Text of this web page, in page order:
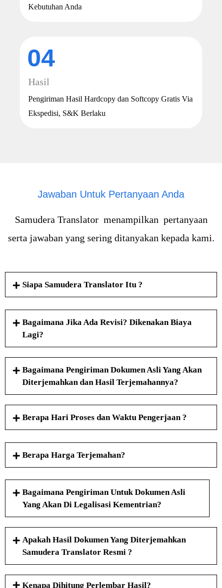
Kebutuhan Anda
04
Hasil
Pengiriman Hasil Hardcopy dan Softcopy Gratis Via
Ekspedisi, S&K Berlaku
Jawaban Untuk Pertanyaan Anda
Samudera Translator menampilkan pertanyaan
serta jawaban yang sering ditanyakan kepada kami.
Siapa Samudera Translator Itu ?
Bagaimana Jika Ada Revisi? Dikenakan Biaya
Lagi?
Bagaimana Pengiriman Dokumen Asli Yang Akan
Diterjemahkan dan Hasil Terjemahannya?
Berapa Hari Proses dan Waktu Pengerjaan ?
Berapa Harga Terjemahan?
Bagaimana Pengiriman Untuk Dokumen Asli
Yang Akan Di Legalisasi Kementrian?
Apakah Hasil Dokumen Yang Diterjemahkan
Samudera Translator Resmi ?
Kenapa Dihitung Perlembar Hasil?